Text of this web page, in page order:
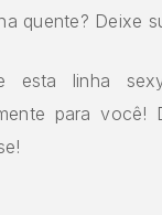
quente? Deixe
esta linha
para você!